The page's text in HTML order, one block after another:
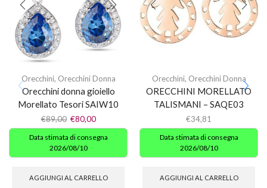
Orecchini, Orecchini Donna
Orecchini donna gioiello
Morellato Tesori SAIW10
€89,00 €80,00
Data stimata di consegna
2026/08/10
AGGIUNGI AL CARRELLO
Orecchini, Orecchini Donna
ORECCHINI MORELLATO
TALISMANI – SAQE03
€34,81
Data stimata di consegna
2026/08/10
AGGIUNGI AL CARRELLO